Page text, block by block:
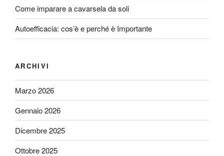
Come imparare a cavarsela da soli
Autoefficacia: cos’è e perché è Importante
ARCHIVI
Marzo 2026
Gennaio 2026
Dicembre 2025
Ottobre 2025